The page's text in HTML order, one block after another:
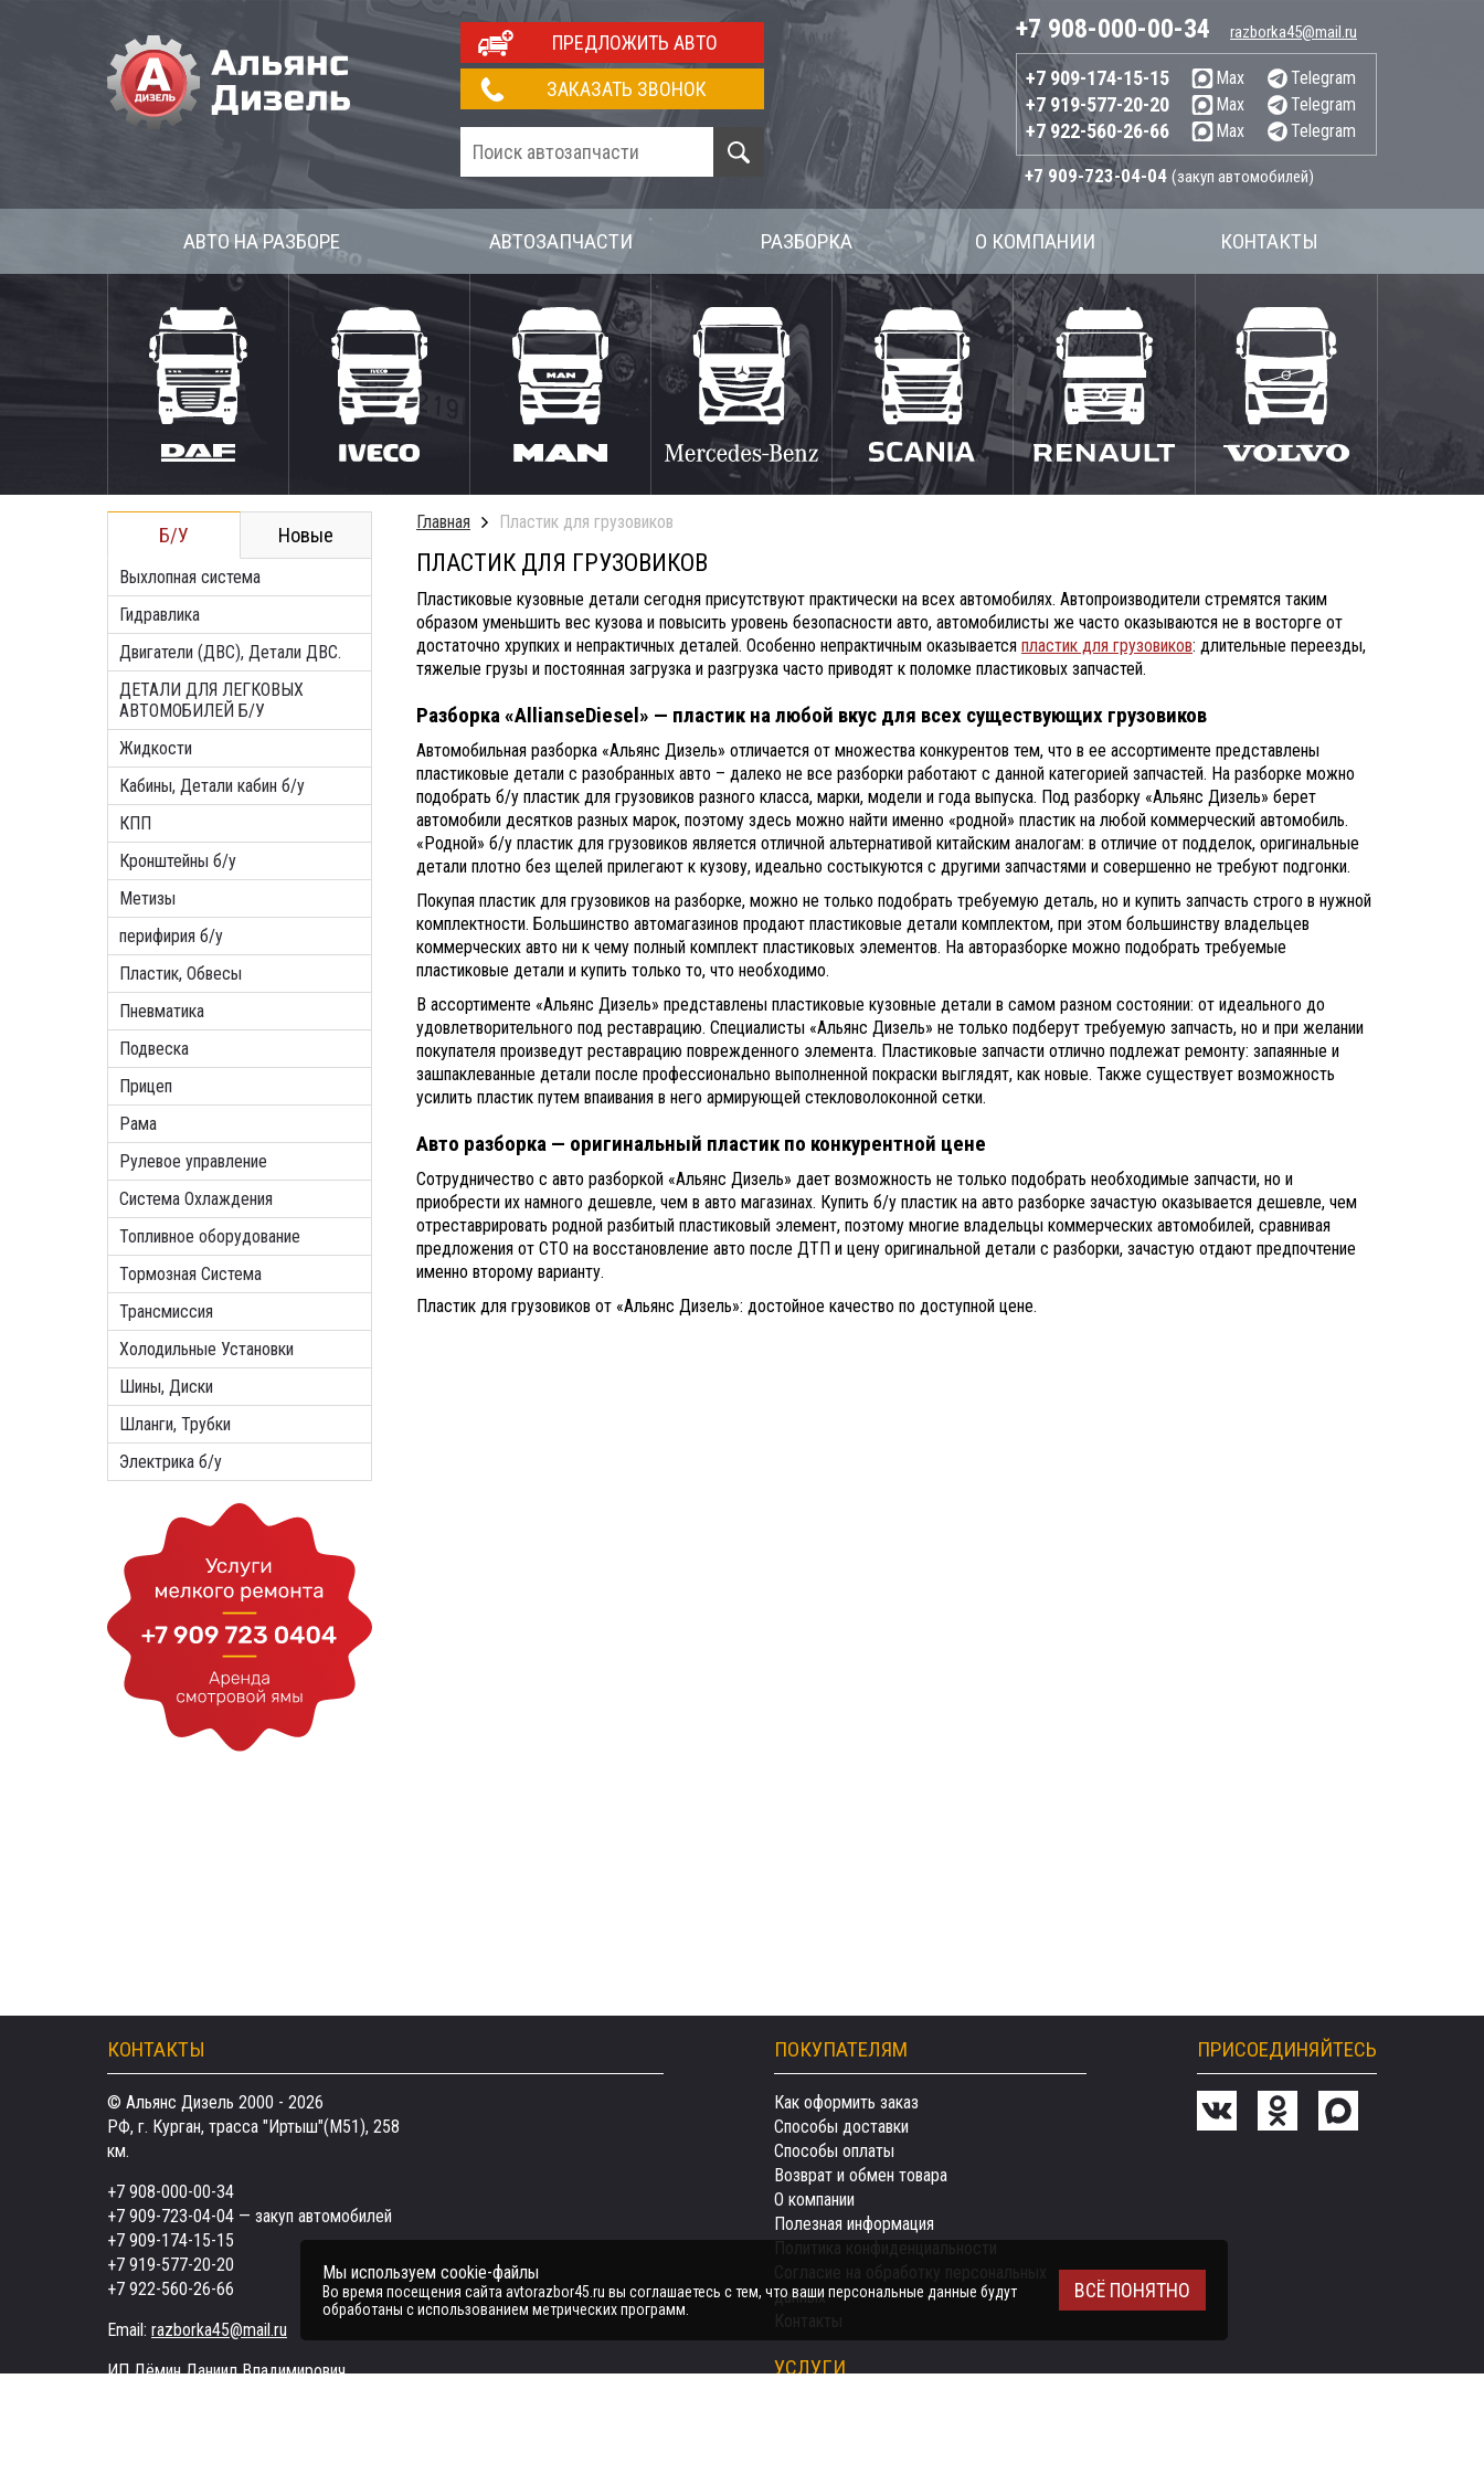
ПРЕДЛОЖИТЬ АВТО
ЗАКАЗАТЬ ЗВОНОК
+7 908-000-00-34 razborka45@mail.ru
+7 909-174-15-15 Max Telegram
+7 919-577-20-20 Max Telegram
+7 922-560-26-66 Max Telegram
+7 909-723-04-04 (закуп автомобилей)
АВТО НА РАЗБОРЕ АВТОЗАПЧАСТИ РАЗБОРКА О КОМПАНИИ КОНТАКТЫ
Б/У Новые
Выхлопная система
Гидравлика
Двигатели (ДВС), Детали ДВС.
ДЕТАЛИ ДЛЯ ЛЕГКОВЫХ
АВТОМОБИЛЕЙ Б/У
Жидкости
Кабины, Детали кабин б/у
КПП
Кронштейны б/у
Метизы
перифирия б/у
Пластик, Обвесы
Пневматика
Подвеска
Прицеп
Рама
Рулевое управление
Система Охлаждения
Топливное оборудование
Тормозная Система
Трансмиссия
Холодильные Установки
Шины, Диски
Шланги, Трубки
Электрика б/у
Главная Пластик для грузовиков
ПЛАСТИК ДЛЯ ГРУЗОВИКОВ
Пластиковые кузовные детали сегодня присутствуют практически на всех автомобилях. Автопроизводители стремятся таким
образом уменьшить вес кузова и повысить уровень безопасности авто, автомобилисты же часто оказываются не в восторге от
достаточно хрупких и непрактичных деталей. Особенно непрактичным оказывается пластик для грузовиков: длительные переезды,
тяжелые грузы и постоянная загрузка и разгрузка часто приводят к поломке пластиковых запчастей.
Разборка «AllianseDiesel» — пластик на любой вкус для всех существующих грузовиков
Автомобильная разборка «Альянс Дизель» отличается от множества конкурентов тем, что в ее ассортименте представлены
пластиковые детали с разобранных авто – далеко не все разборки работают с данной категорией запчастей. На разборке можно
подобрать б/у пластик для грузовиков разного класса, марки, модели и года выпуска. Под разборку «Альянс Дизель» берет
автомобили десятков разных марок, поэтому здесь можно найти именно «родной» пластик на любой коммерческий автомобиль.
«Родной» б/у пластик для грузовиков является отличной альтернативой китайским аналогам: в отличие от подделок, оригинальные
детали плотно без щелей прилегают к кузову, идеально состыкуются с другими запчастями и совершенно не требуют подгонки.
Покупая пластик для грузовиков на разборке, можно не только подобрать требуемую деталь, но и купить запчасть строго в нужной
комплектности. Большинство автомагазинов продают пластиковые детали комплектом, при этом большинству владельцев
коммерческих авто ни к чему полный комплект пластиковых элементов. На авторазборке можно подобрать требуемые
пластиковые детали и купить только то, что необходимо.
В ассортименте «Альянс Дизель» представлены пластиковые кузовные детали в самом разном состоянии: от идеального до
удовлетворительного под реставрацию. Специалисты «Альянс Дизель» не только подберут требуемую запчасть, но и при желании
покупателя произведут реставрацию поврежденного элемента. Пластиковые запчасти отлично подлежат ремонту: запаянные и
зашпаклеванные детали после профессионально выполненной покраски выглядят, как новые. Также существует возможность
усилить пластик путем впаивания в него армирующей стекловолоконной сетки.
Авто разборка — оригинальный пластик по конкурентной цене
Сотрудничество с авто разборкой «Альянс Дизель» дает возможность не только подобрать необходимые запчасти, но и
приобрести их намного дешевле, чем в авто магазинах. Купить б/у пластик на авто разборке зачастую оказывается дешевле, чем
отреставрировать родной разбитый пластиковый элемент, поэтому многие владельцы коммерческих автомобилей, сравнивая
предложения от СТО на восстановление авто после ДТП и цену оригинальной детали с разборки, зачастую отдают предпочтение
именно второму варианту.
Пластик для грузовиков от «Альянс Дизель»: достойное качество по доступной цене.
КОНТАКТЫ
© Альянс Дизель 2000 - 2026
РФ, г. Курган, трасса "Иртыш"(М51), 258
км.
+7 908-000-00-34
+7 909-723-04-04 — закуп автомобилей
+7 909-174-15-15
+7 919-577-20-20
+7 922-560-26-66
Email: razborka45@mail.ru
ИП Дёмин Даниил Владимирович
ПОКУПАТЕЛЯМ
Как оформить заказ
Способы доставки
Способы оплаты
Возврат и обмен товара
О компании
Полезная информация
данных
УСЛУГИ
ПРИСОЕДИНЯЙТЕСЬ
Мы используем cookie-файлы
Во время посещения сайта avtorazbor45.ru вы соглашаетесь с тем, что ваши персональные данные будут
обработаны с использованием метрических программ.
ВСЁ ПОНЯТНО